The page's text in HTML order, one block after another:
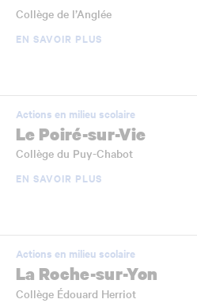
Collège de l’Anglée
EN SAVOIR PLUS
Actions en milieu scolaire
Le Poiré-sur-Vie
Collège du Puy-Chabot
EN SAVOIR PLUS
Actions en milieu scolaire
La Roche-sur-Yon
Collège Édouard Herriot